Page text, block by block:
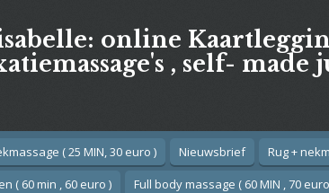
online
, self- made
( 25 MIN, 30 euro ) Nieuwsbrief
Rug +
( 60 min , 60 euro )
Full body massage ( 60 MIN , 70